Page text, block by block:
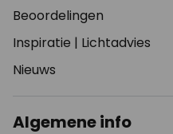
Beoordelingen
Inspiratie | Lichtadvies
Nieuws
Algemene info